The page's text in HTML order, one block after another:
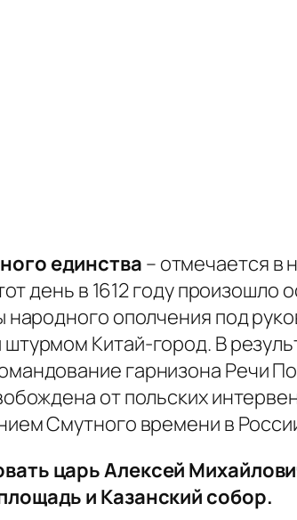
единства – отмечается в
день в 1612 году произошло
ополчения под
Китай-город. В
гарнизона Речи
от польских
Смутного времени в
царь Алексей
и Казанский собор.